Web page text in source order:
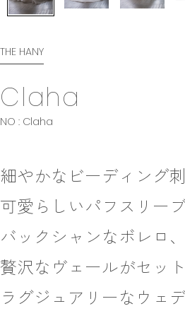
THE HANY
Claha
NO : Claha
細やかなビーディング
可愛らしいパフスリーブ
バックシャンなボレロ、
贅沢なヴェールがセット
ラグジュアリーなウェ